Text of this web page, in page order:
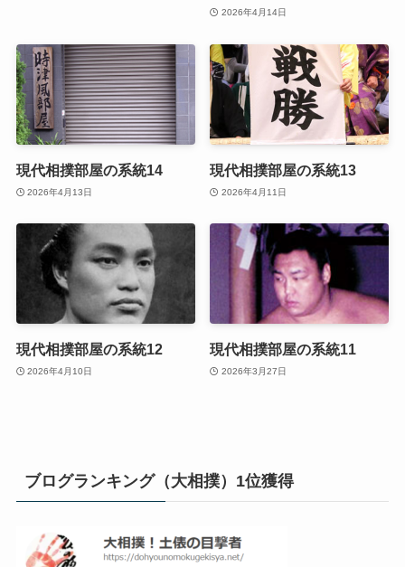
2026年4月14日
現代相撲部屋の系統14
2026年4月13日
現代相撲部屋の系統13
2026年4月11日
現代相撲部屋の系統12
2026年4月10日
現代相撲部屋の系統11
2026年3月27日
ブログランキング（大相撲）1位獲得